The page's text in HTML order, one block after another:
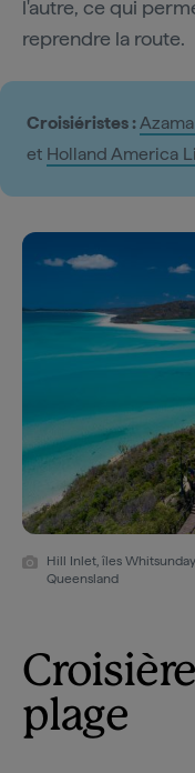
l'autre, ce qui
reprendre la route.
Croisiéristes :
et Holland America
Hill Inlet, îles
Queensland
plage